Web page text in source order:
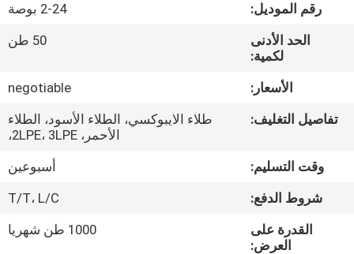
المصنع
مراقبة
الجودة
اتصل
أخبار
رقم الموديل:
2-24 بوصة
الحد الأدنى
لكمية:
50 طن
الأسعار:
negotiable
تفاصيل التغليف:
طلاء الايبوكسي، الطلاء الأسود، الطلاء
الأحمر، 2LPE، 3LPE،
وقت التسليم:
أسبوعين
شروط الدفع:
T/T، L/C
القدرة على
العرض:
1000 طن شهريا